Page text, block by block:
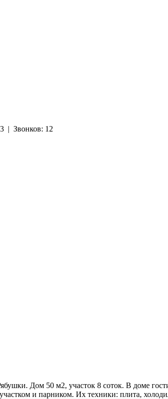
| Звонков: 12
Дом 50 м2, участок 8 соток. В доме
и парником. Их техники: плита,